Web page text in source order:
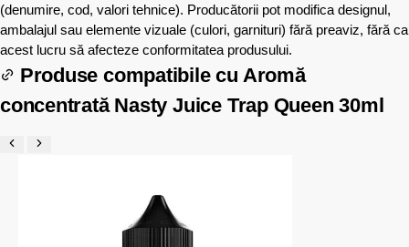
(denumire, cod, valori tehnice). Producătorii pot modifica designul,
ambalajul sau elemente vizuale (culori, garnituri) fără preaviz, fără ca
acest lucru să afecteze conformitatea produsului.
Produse compatibile cu Aromă
concentrată Nasty Juice Trap Queen 30ml